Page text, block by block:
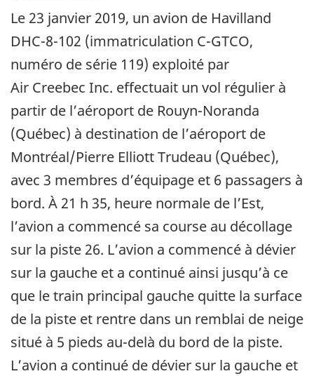
Le 23 janvier 2019, un avion de Havilland
DHC-8-102 (immatriculation C-GTCO,
numéro de série 119) exploité par
Air Creebec Inc. effectuait un vol régulier à
partir de l’aéroport de Rouyn-Noranda
(Québec) à destination de l’aéroport de
Montréal/Pierre Elliott Trudeau (Québec),
avec 3 membres d’équipage et 6 passagers à
bord. À 21 h 35, heure normale de l’Est,
l’avion a commencé sa course au décollage
sur la piste 26. L’avion a commencé à dévier
sur la gauche et a continué ainsi jusqu’à ce
que le train principal gauche quitte la surface
de la piste et rentre dans un remblai de neige
situé à 5 pieds au-delà du bord de la piste.
L’avion a continué de dévier sur la gauche et